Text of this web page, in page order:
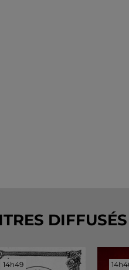
DIFFUSÉS
14h49
14h49